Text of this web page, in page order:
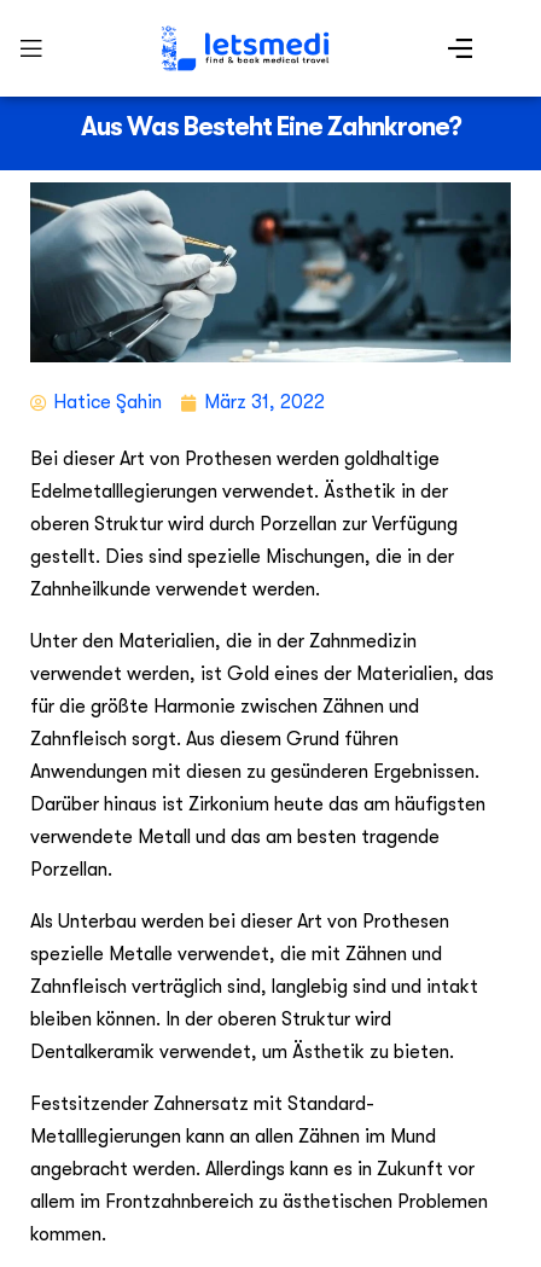
Aus Was Besteht Eine Zahnkrone?
Hatice Şahin März 31, 2022
Bei dieser Art von Prothesen werden goldhaltige
Edelmetalllegierungen verwendet. Ästhetik in der
oberen Struktur wird durch Porzellan zur Verfügung
gestellt. Dies sind spezielle Mischungen, die in der
Zahnheilkunde verwendet werden.
Unter den Materialien, die in der Zahnmedizin
verwendet werden, ist Gold eines der Materialien, das
für die größte Harmonie zwischen Zähnen und
Zahnfleisch sorgt. Aus diesem Grund führen
Anwendungen mit diesen zu gesünderen Ergebnissen.
Darüber hinaus ist Zirkonium heute das am häufigsten
verwendete Metall und das am besten tragende
Porzellan.
Als Unterbau werden bei dieser Art von Prothesen
spezielle Metalle verwendet, die mit Zähnen und
Zahnfleisch verträglich sind, langlebig sind und intakt
bleiben können. In der oberen Struktur wird
Dentalkeramik verwendet, um Ästhetik zu bieten.
Festsitzender Zahnersatz mit Standard-
Metalllegierungen kann an allen Zähnen im Mund
angebracht werden. Allerdings kann es in Zukunft vor
allem im Frontzahnbereich zu ästhetischen Problemen
kommen.